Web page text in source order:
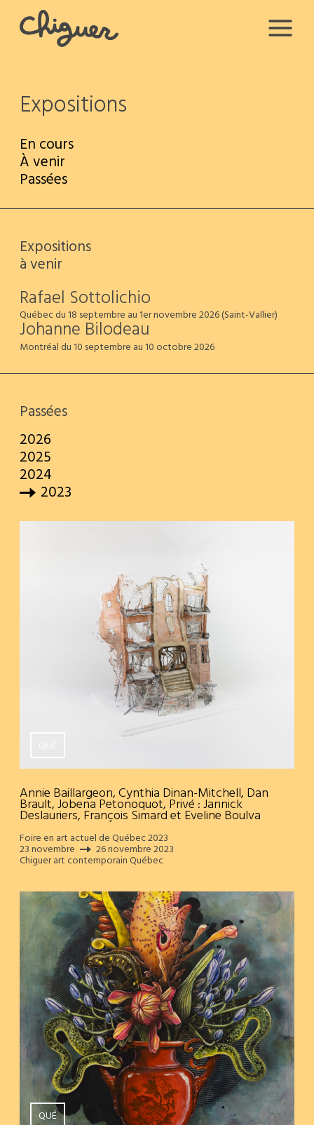
Expositions
En cours
À venir
Passées
Expositions
à venir
Rafael Sottolichio
Québec du 18 septembre au 1er novembre 2026 (Saint-Vallier)
Johanne Bilodeau
Montréal du 10 septembre au 10 octobre 2026
Passées
2026
2025
2024
2023
Annie Baillargeon, Cynthia Dinan-Mitchell, Dan
Brault, Jobena Petonoquot, Privé : Jannick
Deslauriers, François Simard et Eveline Boulva
Foire en art actuel de Québec 2023
23 novembre 26 novembre 2023
Chiguer art contemporain Québec
QUÉ